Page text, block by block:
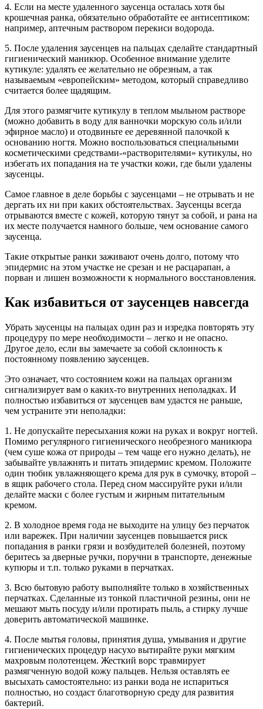
4. Если на месте удаленного заусенца осталась хотя бы
крошечная ранка, обязательно обработайте ее антисептиком:
например, аптечным раствором перекиси водорода.
5. После удаления заусенцев на пальцах сделайте стандартный
гигиенический маникюр. Особенное внимание уделите
кутикуле: удалять ее желательно не обрезным, а так
называемым «европейским» методом, который справедливо
считается более щадящим.
Для этого размягчите кутикулу в теплом мыльном растворе
(можно добавить в воду для ванночки морскую соль и/или
эфирное масло) и отодвиньте ее деревянной палочкой к
основанию ногтя. Можно воспользоваться специальными
косметическими средствами-«растворителями» кутикулы, но
избегать их попадания на те участки кожи, где были удалены
заусенцы.
Самое главное в деле борьбы с заусенцами – не отрывать и не
дергать их ни при каких обстоятельствах. Заусенцы всегда
отрываются вместе с кожей, которую тянут за собой, и рана на
их месте получается намного больше, чем основание самого
заусенца.
Такие открытые ранки заживают очень долго, потому что
эпидермис на этом участке не срезан и не расцарапан, а
порван и лишен возможности к нормального восстановления.
Как избавиться от заусенцев навсегда
Убрать заусенцы на пальцах один раз и изредка повторять эту
процедуру по мере необходимости – легко и не опасно.
Другое дело, если вы замечаете за собой склонность к
постоянному появлению заусенцев.
Это означает, что состоянием кожи на пальцах организм
сигнализирует вам о каких-то внутренних неполадках. И
полностью избавиться от заусенцев вам удастся не раньше,
чем устраните эти неполадки:
1. Не допускайте пересыхания кожи на руках и вокруг ногтей.
Помимо регулярного гигиенического необрезного маникюра
(чем суше кожа от природы – тем чаще его нужно делать), не
забывайте увлажнять и питать эпидермис кремом. Положите
один тюбик увлажняющего крема для рук в сумочку, второй –
в ящик рабочего стола. Перед сном массируйте руки и/или
делайте маски с более густым и жирным питательным
кремом.
2. В холодное время года не выходите на улицу без перчаток
или варежек. При наличии заусенцев повышается риск
попадания в ранки грязи и возбудителей болезней, поэтому
беритесь за дверные ручки, поручни в транспорте, денежные
купюры и т.п. только руками в перчатках.
3. Всю бытовую работу выполняйте только в хозяйственных
перчатках. Сделанные из тонкой пластичной резины, они не
мешают мыть посуду и/или протирать пыль, а стирку лучше
доверить автоматической машинке.
4. После мытья головы, принятия душа, умывания и другие
гигиенических процедур насухо вытирайте руки мягким
махровым полотенцем. Жесткий ворс травмирует
размягченную водой кожу пальцев. Нельзя оставлять ее
высыхать самостоятельно: из ранки вода не испариться
полностью, но создаст благотворную среду для развития
бактерий.